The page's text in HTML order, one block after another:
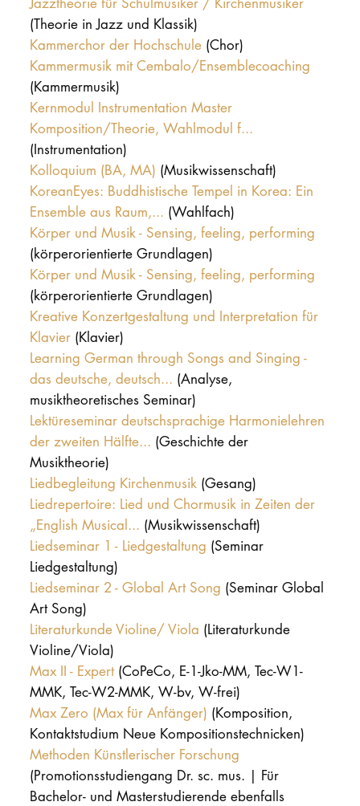
(Theorie in Jazz und Klassik)
Kammerchor der Hochschule (Chor)
Kammermusik mit Cembalo/Ensemblecoaching
(Kammermusik)
Kernmodul Instrumentation Master
Komposition/Theorie, Wahlmodul f...
(Instrumentation)
Kolloquium (BA, MA) (Musikwissenschaft)
KoreanEyes: Buddhistische Tempel in Korea: Ein
Ensemble aus Raum,... (Wahlfach)
Körper und Musik - Sensing, feeling, performing
(körperorientierte Grundlagen)
Körper und Musik - Sensing, feeling, performing
(körperorientierte Grundlagen)
Kreative Konzertgestaltung und Interpretation für
Klavier (Klavier)
Learning German through Songs and Singing -
das deutsche, deutsch... (Analyse,
musiktheoretisches Seminar)
Lektüreseminar deutschsprachige Harmonielehren
der zweiten Hälfte... (Geschichte der
Musiktheorie)
Liedbegleitung Kirchenmusik (Gesang)
Liedrepertoire: Lied und Chormusik in Zeiten der
„English Musical... (Musikwissenschaft)
Liedseminar 1 - Liedgestaltung (Seminar
Liedgestaltung)
Liedseminar 2 - Global Art Song (Seminar Global
Art Song)
Literaturkunde Violine/ Viola (Literaturkunde
Violine/Viola)
Max II - Expert (CoPeCo, E-1-Jko-MM, Tec-W1-
MMK, Tec-W2-MMK, W-bv, W-frei)
Max Zero (Max für Anfänger) (Komposition,
Kontaktstudium Neue Kompositionstechnicken)
Methoden Künstlerischer Forschung
(Promotionsstudiengang Dr. sc. mus. | Für
Bachelor- und Masterstudierende ebenfalls